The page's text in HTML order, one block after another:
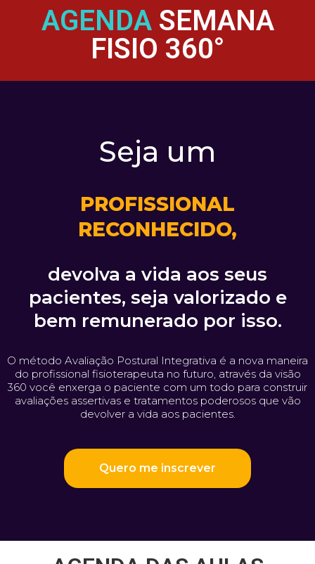
AGENDA SEMANA
FISIO 360°
Seja um
PROFISSIONAL
RECONHECIDO,
devolva a vida aos seus
pacientes, seja valorizado e
bem remunerado por isso.
O método Avaliação Postural Integrativa é a nova maneira
do profissional fisioterapeuta no futuro, através da visão
360 você enxerga o paciente com um todo para construir
avaliações assertivas e tratamentos poderosos que vão
devolver a vida aos pacientes.
Quero me inscrever